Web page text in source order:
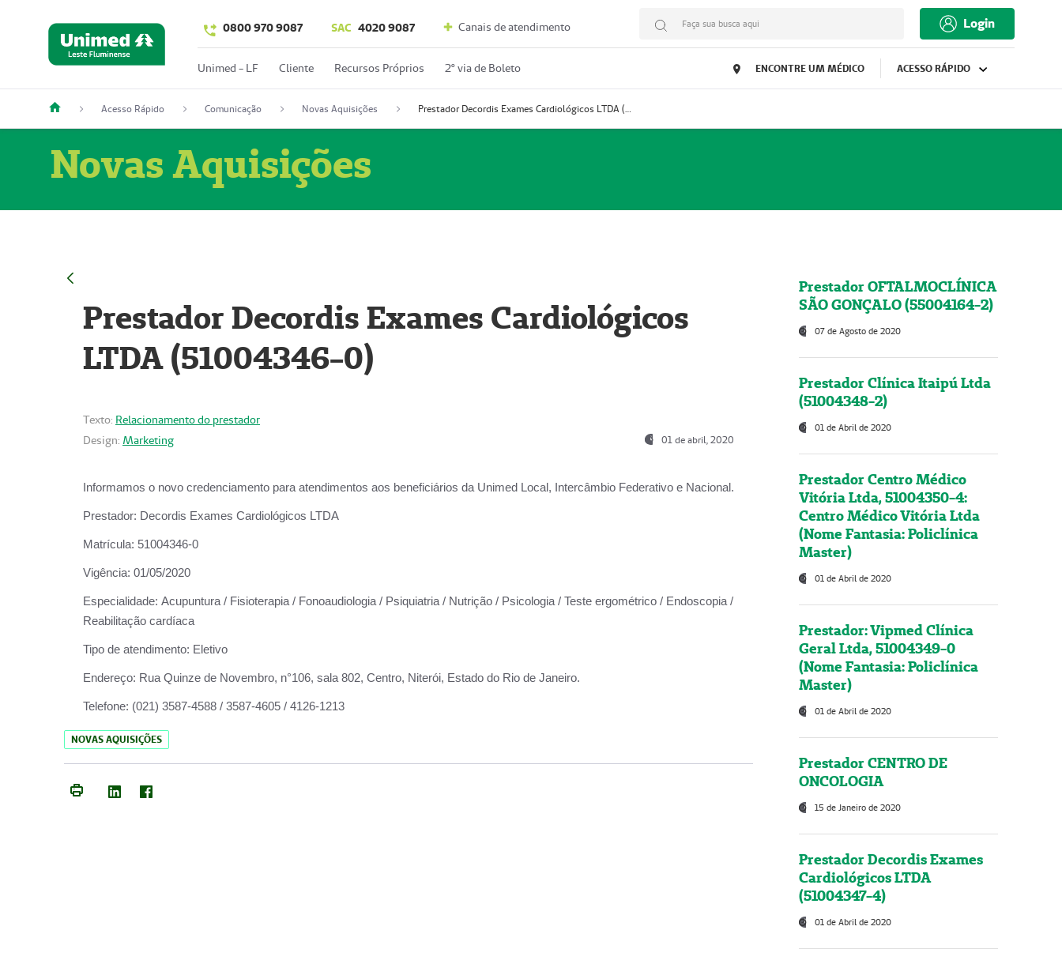
0800 970 9087 SAC 4020 9087 Canais de atendimento Faça sua busca aqui Login
Unimed - LF Cliente Recursos Próprios 2º via de Boleto ENCONTRE UM MÉDICO ACESSO RÁPIDO
Acesso Rápido Comunicação Novas Aquisições Prestador Decordis Exames Cardiológicos LTDA (51004346-0)
Novas Aquisições
Prestador Decordis Exames Cardiológicos
LTDA (51004346-0)
Texto: Relacionamento do prestador
Design: Marketing 01 de abril, 2020
Informamos o novo credenciamento para atendimentos aos beneficiários da Unimed Local, Intercâmbio Federativo e Nacional.
Prestador: Decordis Exames Cardiológicos LTDA
Matrícula: 51004346-0
Vigência: 01/05/2020
Especialidade: Acupuntura / Fisioterapia / Fonoaudiologia / Psiquiatria / Nutrição / Psicologia / Teste ergométrico / Endoscopia /
Reabilitação cardíaca
Tipo de atendimento: Eletivo
Endereço: Rua Quinze de Novembro, n°106, sala 802, Centro, Niterói, Estado do Rio de Janeiro.
Telefone: (021) 3587-4588 / 3587-4605 / 4126-1213
NOVAS AQUISIÇÕES
Prestador OFTALMOCLÍNICA
SÃO GONÇALO (55004164-2)
07 de Agosto de 2020
Prestador Clínica Itaipú Ltda
(51004348-2)
01 de Abril de 2020
Prestador Centro Médico
Vitória Ltda, 51004350-4:
Centro Médico Vitória Ltda
(Nome Fantasia: Policlínica
Master)
01 de Abril de 2020
Prestador: Vipmed Clínica
Geral Ltda, 51004349-0
(Nome Fantasia: Policlínica
Master)
01 de Abril de 2020
Prestador CENTRO DE
ONCOLOGIA
15 de Janeiro de 2020
Prestador Decordis Exames
Cardiológicos LTDA
(51004347-4)
01 de Abril de 2020